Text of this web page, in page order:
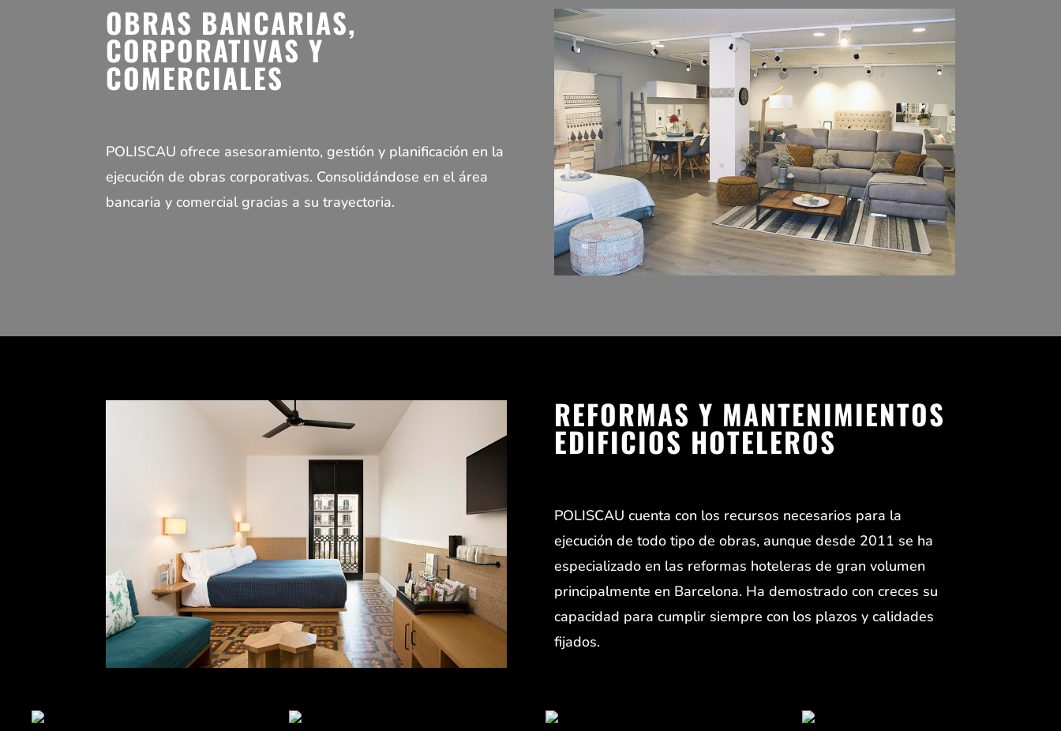
OBRAS BANCARIAS,
CORPORATIVAS Y
COMERCIALES
POLISCAU ofrece asesoramiento, gestión y planificación en la
ejecución de obras corporativas. Consolidándose en el área
bancaria y comercial gracias a su trayectoria.
REFORMAS Y MANTENIMIENTOS
EDIFICIOS HOTELEROS
POLISCAU cuenta con los recursos necesarios para la
ejecución de todo tipo de obras, aunque desde 2011 se ha
especializado en las reformas hoteleras de gran volumen
principalmente en Barcelona. Ha demostrado con creces su
capacidad para cumplir siempre con los plazos y calidades
fijados.